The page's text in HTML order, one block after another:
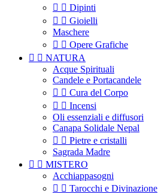
  Dipinti
  Gioielli
Maschere
  Opere Grafiche
  NATURA
Acque Spirituali
Candele e Portacandele
  Cura del Corpo
  Incensi
Oli essenziali e diffusori
Canapa Solidale Nepal
  Pietre e cristalli
Sagrada Madre
  MISTERO
Acchiappasogni
  Tarocchi e Divinazione